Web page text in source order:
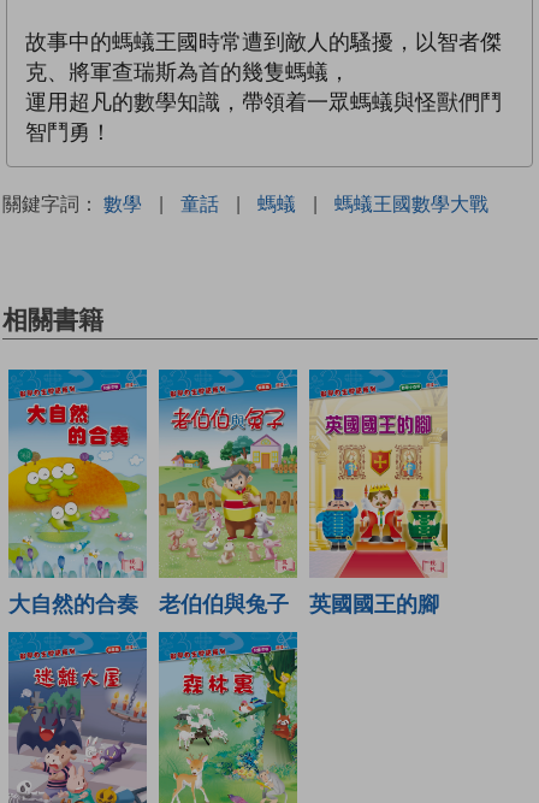
故事中的螞蟻王國時常遭到敵人的騷擾，以智者傑
克、將軍查瑞斯為首的幾隻螞蟻，
運用超凡的數學知識，帶領着一眾螞蟻與怪獸們鬥
智鬥勇！
關鍵字詞： 數學 | 童話 | 螞蟻 | 螞蟻王國數學大戰
相關書籍
大自然的合奏 老伯伯與兔子 英國國王的腳